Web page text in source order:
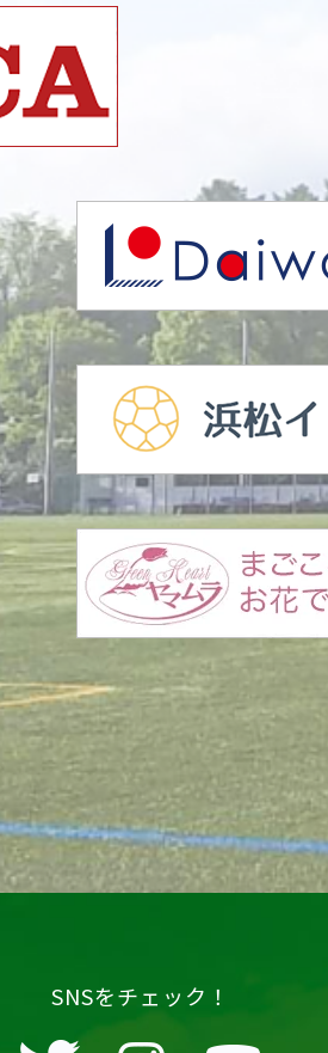
SNSをチェック！